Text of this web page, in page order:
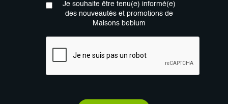
Je souhaite être tenu(e) informé(e)
des nouveautés et promotions de
Maisons bebium